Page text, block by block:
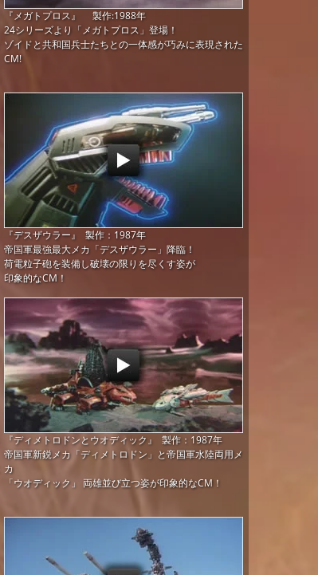
『メガトプロス』 製作:1988年
24シリーズより「メガトプロス」登場！
ゾイドと共和国兵士たちとの一体感が巧みに表現された
CM!
『デスザウラー』 製作：1987年
帝国軍最強最大メカ「デスザウラー」降臨！
荷電粒子砲を装備し破壊の限りを尽くす姿が
印象的なCM！
『ディメトロドンとウオディック』 製作：1987年
帝国軍新鋭メカ「ディメトロドン」と帝国軍水陸両用メ
カ
「ウオディック」 両雄並び立つ姿が印象的なCM！